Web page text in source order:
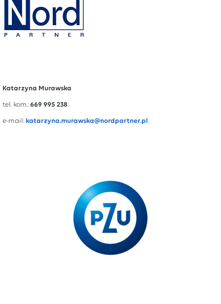
Katarzyna Murawska
tel. kom.: 669 995 238
e-mail: katarzyna.murawska@nordpartner.pl